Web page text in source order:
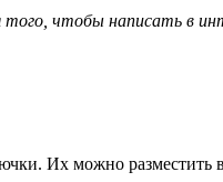
чтобы написать в
Их можно разместить